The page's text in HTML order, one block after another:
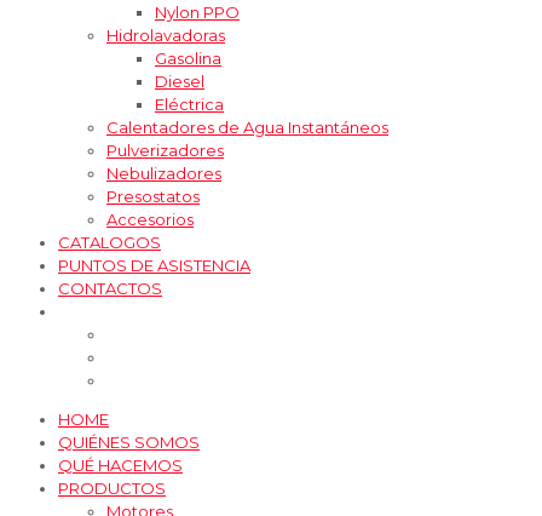
Nylon PPO
Hidrolavadoras
Gasolina
Diesel
Eléctrica
Calentadores de Agua Instantáneos
Pulverizadores
Nebulizadores
Presostatos
Accesorios
CATALOGOS
PUNTOS DE ASISTENCIA
CONTACTOS
HOME
QUIÉNES SOMOS
QUÉ HACEMOS
PRODUCTOS
Motores